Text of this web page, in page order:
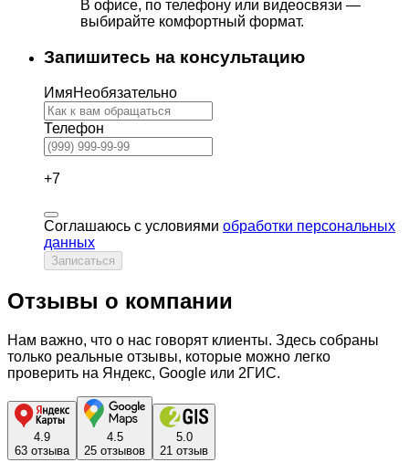
В офисе, по телефону или видеосвязи —
выбирайте комфортный формат.
Запишитесь на консультацию
ИмяНеобязательно
Телефон
+7
Соглашаюсь с условиями обработки персональных
данных
Записаться
Отзывы о компании
Нам важно, что о нас говорят клиенты. Здесь собраны
только реальные отзывы, которые можно легко
проверить на Яндекс, Google или 2ГИС.
4.9
63 отзыва
4.5
25 отзывов
5.0
21 отзыв